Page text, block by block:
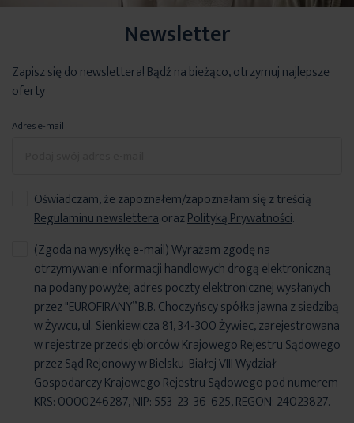
Newsletter
Zapisz się do newslettera! Bądź na bieżąco, otrzymuj najlepsze
oferty
Adres e-mail
Oświadczam, że zapoznałem/zapoznałam się z treścią
Regulaminu newsletteraorazPolityką Prywatności.
(Zgoda na wysyłkę e-mail) Wyrażam zgodę na
otrzymywanie informacji handlowych drogą elektroniczną
na podany powyżej adres poczty elektronicznej wysłanych
przez "EUROFIRANY” B.B. Choczyńscy spółka jawna z siedzibą
w Żywcu, ul. Sienkiewicza 81, 34-300 Żywiec, zarejestrowana
w rejestrze przedsiębiorców Krajowego Rejestru Sądowego
przez Sąd Rejonowy w Bielsku-Białej VIII Wydział
Gospodarczy Krajowego Rejestru Sądowego pod numerem
KRS: 0000246287, NIP: 553-23-36-625, REGON: 24023827.